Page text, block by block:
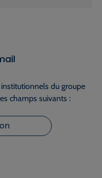
du groupe
champs suivants :